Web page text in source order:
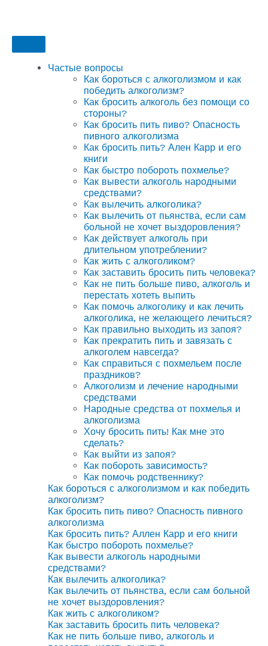
Частые вопросы
Как бороться с алкоголизмом и как
победить алкоголизм?
Как бросить алкоголь без помощи со
стороны?
Как бросить пить пиво? Опасность
пивного алкоголизма
Как бросить пить? Ален Карр и его
книги
Как быстро побороть похмелье?
Как вывести алкоголь народными
средствами?
Как вылечить алкоголика?
Как вылечить от пьянства, если сам
больной не хочет выздоровления?
Как действует алкоголь при
длительном употреблении?
Как жить с алкоголиком?
Как заставить бросить пить человека?
Как не пить больше пиво, алкоголь и
перестать хотеть выпить
Как помочь алкоголику и как лечить
алкоголика, не желающего лечиться?
Как правильно выходить из запоя?
Как прекратить пить и завязать с
алкоголем навсегда?
Как справиться с похмельем после
праздников?
Алкоголизм и лечение народными
средствами
Народные средства от похмелья и
алкоголизма
Хочу бросить пить! Как мне это
сделать?
Как выйти из запоя?
Как побороть зависимость?
Как помочь родственнику?
Как бороться с алкоголизмом и как победить
алкоголизм?
Как бросить пить пиво? Опасность пивного
алкоголизма
Как бросить пить? Аллен Карр и его книги
Как быстро побороть похмелье?
Как вывести алкоголь народными
средствами?
Как вылечить алкоголика?
Как вылечить от пьянства, если сам больной
не хочет выздоровления?
Как жить с алкоголиком?
Как заставить бросить пить человека?
Как не пить больше пиво, алкоголь и